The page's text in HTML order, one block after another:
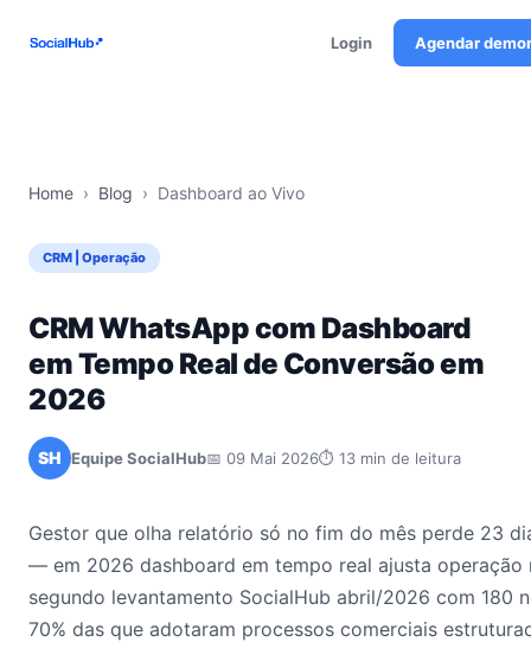
Login Agendar
Home › Blog › Dashboard ao Vivo
CRM | Operação
CRM WhatsApp com Dashboard
em Tempo Real de Conversão em
2026
SH Equipe SocialHub📅 09 Mai 2026⏱ 13 min de leitura
Gestor que olha relatório só no fim do mês perde 23
— em 2026 dashboard em tempo real ajusta operação
segundo levantamento SocialHub abril/2026 com 180
70% das que adotaram processos comerciais